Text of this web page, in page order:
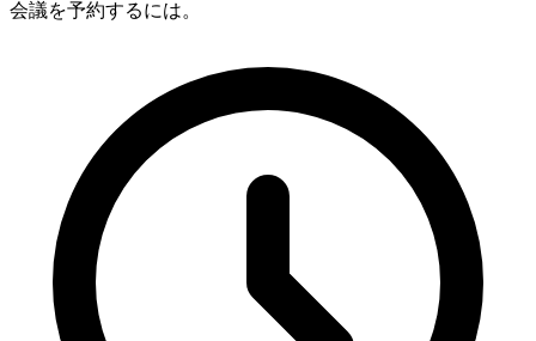
会議を予約するには。